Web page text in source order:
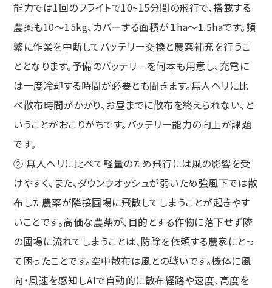
能力では1回のフライトで10~15分間の飛行で、搭載する
農薬も10～15kg、カバーする面積が１ha～1.5haです。頻
繁に作業を中断してバッテリー交換と農薬補充を行うこ
ととなります。予備のバッテリ－を何本も用意し、充電に
は一度冷却する時間が必要とも聞きます。無人ヘリに比
べ散布時間がかかり、お昼までに散布を終えられない、と
いうことがおこりがちです。バッテリー能力の向上が課題
です。
② 無人ヘリに比べて軽量のため飛行には風の影響を受
けやすく、また、ダウンウオッシュが弱いため強風下では散
布した農薬が隣接圃場に飛散してしまうことが起きやす
いことです。高価な農薬が、目的とする作物に落下せず隣
の圃場に流れてしまうことは、防除を依頼する農家にとっ
て困ったことです。空中散布は風との戦いです。機体に風
向・風速を感知しAIで自動的に散布経路や速度、高度を